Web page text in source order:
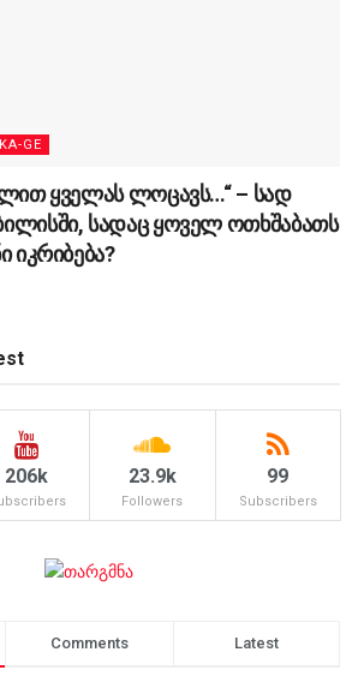
GE
ყველას ლოცავს…“ – სად
სადაც ყოველ ოთხშაბათს
იკრიბება?
206k 23.9k
Followers
99
Subscribers
Comments Latest